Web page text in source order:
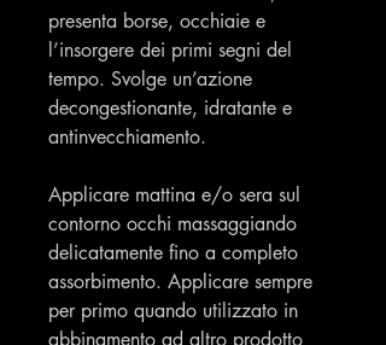
presenta borse, occhiaie e
l’insorgere dei primi segni del
tempo. Svolge un’azione
decongestionante, idratante e
antinvecchiamento.
Applicare mattina e/o sera sul
contorno occhi massaggiando
delicatamente fino a completo
assorbimento. Applicare sempre
per primo quando utilizzato in
abbinamento ad altro prodotto